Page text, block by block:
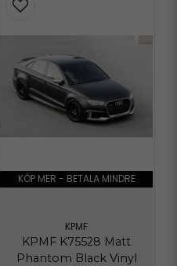
KÖP MER - BETALA MINDRE
KPMF
KPMF K75528 Matt
Phantom Black Vinyl